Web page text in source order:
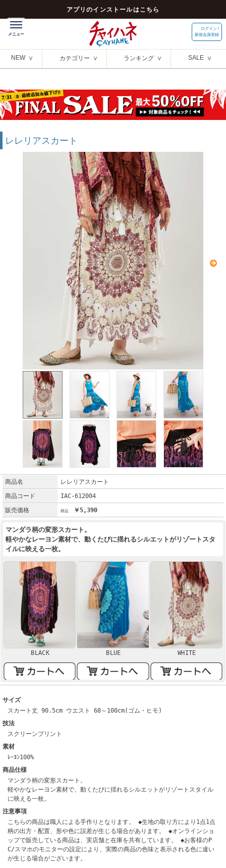
アプリのインストールはこちら
ログイン /
新規会員登録
NEW カテゴリー ランキング SALE
レレリアスカート
商品名
レレリアスカート
商品コード
IAC-612004
販売価格
￥5,390
マンダラ柄の変形スカート。
軽やかなレーヨン素材で、動くたびに揺れるシルエットがリゾートスタ
イルに映える一枚。
BLACK BLUE WHITE
サイズ
スカート丈 90.5cm ウエスト 68～100cm(ゴム・ヒモ)
技法
スクリーンプリント
素材
ﾚｰﾖﾝ100%
商品仕様
マンダラ柄の変形スカート。
軽やかなレーヨン素材で、動くたびに揺れるシルエットがリゾートスタイル
に映える一枚。
注意事項
こちらの商品は職人による手作りとなります。 ◆生地の取り方により1点1点
柄の出方・配置、形や色に誤差が生じる場合があります。 ◆オンラインショ
ップで販売している商品は、実店舗と在庫を共有しています。 ◆お客様のP
C/スマホのモニターの設定により、実際の商品の色味と表示される色に違い
が生じる場合がございます。